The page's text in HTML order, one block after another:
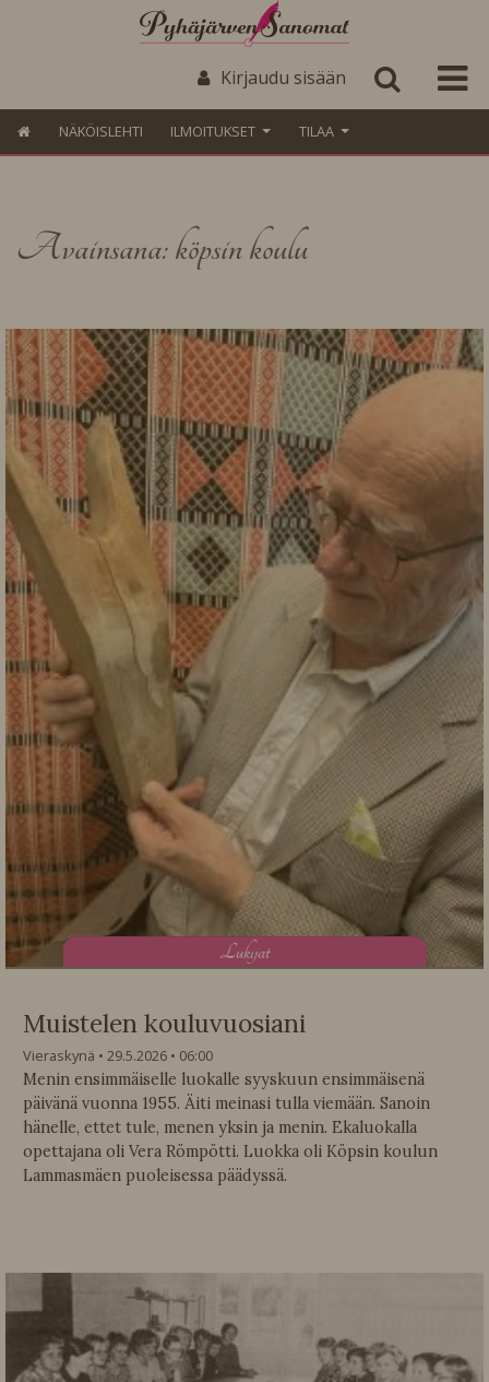
Kirjaudu sisään
NÄKÖISLEHTI ILMOITUKSET TILAA
Avainsana: köpsin koulu
Lukijat
Muistelen kouluvuosiani
Vieraskynä 29.5.2026
06:00
Menin ensimmäiselle luokalle syyskuun ensimmäisenä
päivänä vuonna 1955. Äiti meinasi tulla viemään. Sanoin
hänelle, ettet tule, menen yksin ja menin. Ekaluokalla
opettajana oli Vera Römpötti. Luokka oli Köpsin koulun
Lammasmäen puoleisessa päädyssä.